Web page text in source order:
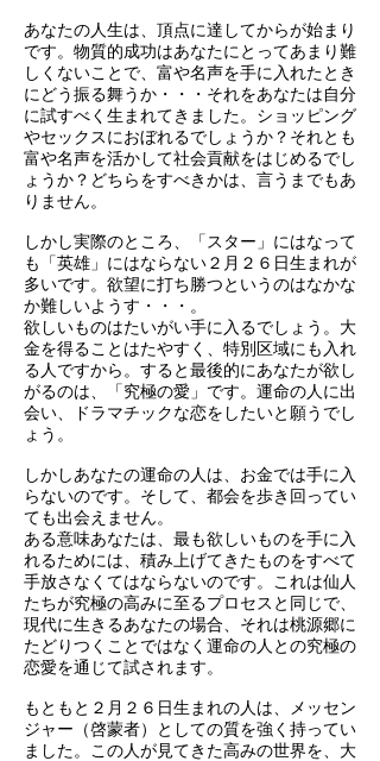
あなたの人生は、頂点に達してからが始まり
です。物質的成功はあなたにとってあまり難
しくないことで、富や名声を手に入れたとき
にどう振る舞うか・・・それをあなたは自分
に試すべく生まれてきました。ショッピング
やセックスにおぼれるでしょうか？それとも
富や名声を活かして社会貢献をはじめるでし
ょうか？どちらをすべきかは、言うまでもあ
りません。
しかし実際のところ、「スター」にはなって
も「英雄」にはならない２月２６日生まれが
多いです。欲望に打ち勝つというのはなかな
か難しいようす・・・。
欲しいものはたいがい手に入るでしょう。大
金を得ることはたやすく、特別区域にも入れ
る人ですから。すると最後的にあなたが欲し
がるのは、「究極の愛」です。運命の人に出
会い、ドラマチックな恋をしたいと願うでし
ょう。
しかしあなたの運命の人は、お金では手に入
らないのです。そして、都会を歩き回ってい
ても出会えません。
ある意味あなたは、最も欲しいものを手に入
れるためには、積み上げてきたものをすべて
手放さなくてはならないのです。これは仙人
たちが究極の高みに至るプロセスと同じで、
現代に生きるあなたの場合、それは桃源郷に
たどりつくことではなく運命の人との究極の
恋愛を通じて試されます。
もともと２月２６日生まれの人は、メッセン
ジャー（啓蒙者）としての質を強く持ってい
ました。この人が見てきた高みの世界を、大